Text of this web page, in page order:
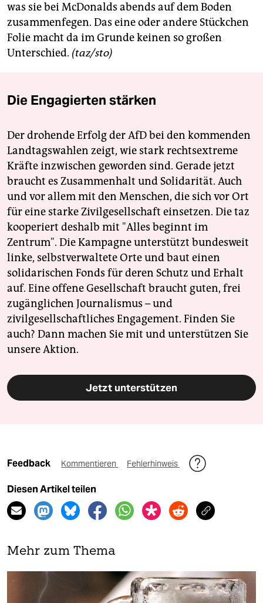
was sie bei McDonalds abends auf dem Boden
zusammenfegen. Das eine oder andere Stückchen
Folie macht da im Grunde keinen so großen
Unterschied. (taz/sto)
Die Engagierten stärken
Der drohende Erfolg der AfD bei den kommenden
Landtagswahlen zeigt, wie stark rechtsextreme
Kräfte inzwischen geworden sind. Gerade jetzt
braucht es Zusammenhalt und Solidarität. Auch
und vor allem mit den Menschen, die sich vor Ort
für eine starke Zivilgesellschaft einsetzen. Die taz
kooperiert deshalb mit "Alles beginnt im
Zentrum". Die Kampagne unterstützt bundesweit
linke, selbstverwaltete Orte und baut einen
solidarischen Fonds für deren Schutz und Erhalt
auf. Eine offene Gesellschaft braucht guten, frei
zugänglichen Journalismus – und
zivilgesellschaftliches Engagement. Finden Sie
auch? Dann machen Sie mit und unterstützen Sie
unsere Aktion.
Jetzt unterstützen
Feedback Kommentieren Fehlerhinweis
Diesen Artikel teilen
Mehr zum Thema